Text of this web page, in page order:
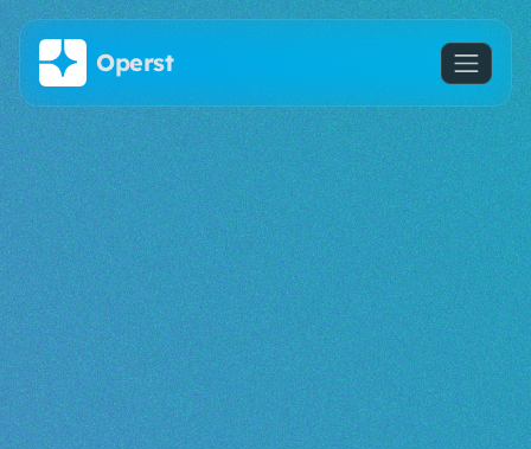
주요 콘텐츠로 건너뛰기
Operst